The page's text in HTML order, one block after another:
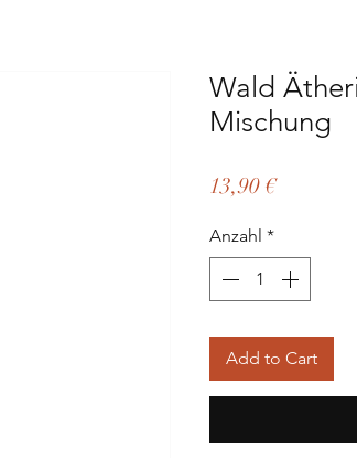
Wald
Mischung
13,90 €Preis
Anzahl *
Add to Cart